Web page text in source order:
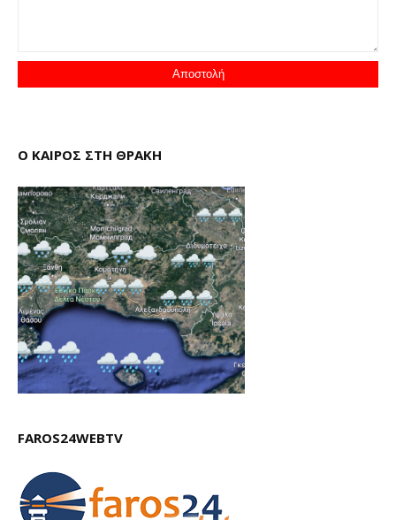
Ο ΚΑΙΡΟΣ ΣΤΗ ΘΡΑΚΗ
FAROS24WEBTV